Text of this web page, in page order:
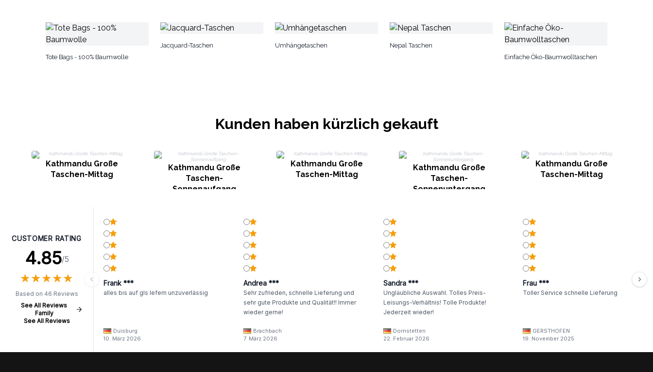
Tote Bags - 100% Baumwolle
Jacquard-Taschen Umhängetaschen
Nepal Taschen
Einfache Öko-Baumwolltaschen
Kunden haben kürzlich gekauft
Kathmandu Große
Taschen-Mittag
Kathmandu Große
Taschen-
Sonnenaufgang
Kathmandu Große
Taschen-Mittag
Kathmandu Große
Taschen-
Sonnenuntergang
Kathmandu Große
Taschen-Mittag
CUSTOMER RATING
4.85/5
★★★★★
★★★★★
Based on 46 Reviews
See All Reviews
Family
See All Reviews
Frank ***
alles bis auf gls lefern unzuverlässig
Duisburg
10. März 2026
Andrea ***
Sehr zufrieden, schnelle Lieferung und
sehr gute Produkte und Qualität!! Immer
wieder gerne!
Brachbach
7. März 2026
Sandra ***
Unglaubliche Auswahl. Tolles Preis-
Leisungs-Verhältnis! Tolle Produkte!
Jederzeit wieder!
Dornstetten
22. Februar 2026
Frau ***
Toller Service schnelle Lieferung
GERSTHOFEN
19. November 2025